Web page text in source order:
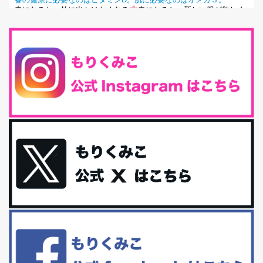
春になると、外に出かけたくなる
春になると、新しい服が欲しく
最近、グラノーラ迷子になっていた私です。が、と〜〜〜っても美
味しくて栄養たっぷりのグラノーラを発...
腸活は「食事」だけだと思っていませんか？私の腸活完全版！
腸内環境を整えることは、健康維持の中でいっちばん大事！だと私
最近お風呂上がりの炭酸水をシリカシリカにしているんだけど確か
に髪と爪が丈夫になった気がする。炭酸...
体に優しい、私のふるさと納税５選。
今回は、最近毎回定期的に購入している「楽天ふるさと納税」の返
礼品トップ５を紹介します。今までいろ...
更年期を穏やかに乗りきるために今できる５つのこと。
といった更年期症状はまだ...